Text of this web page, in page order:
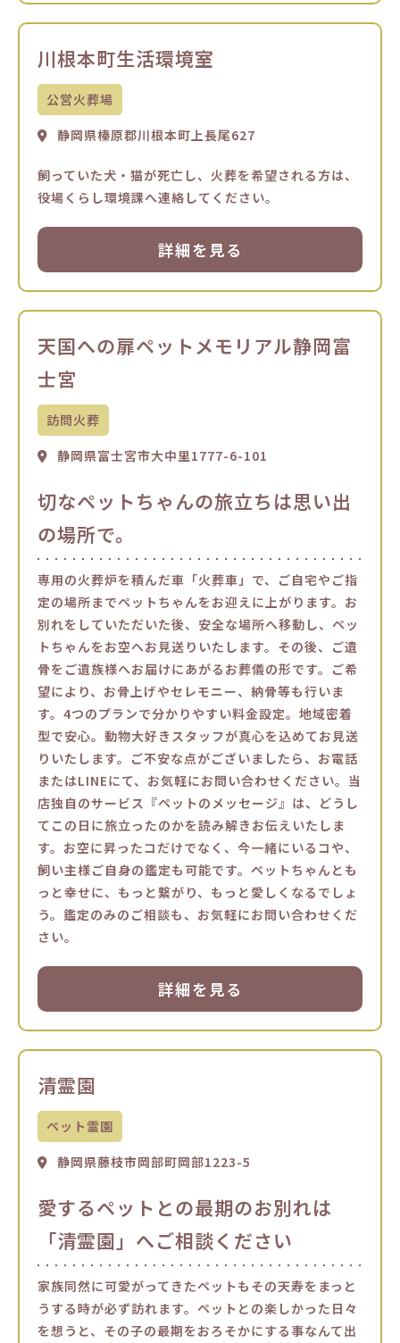
川根本町生活環境室
公営火葬場
静岡県榛原郡川根本町上長尾627
飼っていた犬・猫が死亡し、火葬を希望される方は、
役場くらし環境課へ連絡してください。
詳細を見る
天国への扉ペットメモリアル静岡富
士宮
訪問火葬
静岡県富士宮市大中里1777-6-101
切なペットちゃんの旅立ちは思い出
の場所で。
専用の火葬炉を積んだ車「火葬車」で、ご自宅やご指
定の場所までペットちゃんをお迎えに上がります。お
別れをしていただいた後、安全な場所へ移動し、ペッ
トちゃんをお空へお見送りいたします。その後、ご遺
骨をご遺族様へお届けにあがるお葬儀の形です。ご希
望により、お骨上げやセレモニー、納骨等も行いま
す。4つのプランで分かりやすい料金設定。地域密着
型で安心。動物大好きスタッフが真心を込めてお見送
りいたします。ご不安な点がございましたら、お電話
またはLINEにて、お気軽にお問い合わせください。当
店独自のサービス『ペットのメッセージ』は、どうし
てこの日に旅立ったのかを読み解きお伝えいたしま
す。お空に昇ったコだけでなく、今一緒にいるコや、
飼い主様ご自身の鑑定も可能です。ペットちゃんとも
っと幸せに、もっと繋がり、もっと愛しくなるでしょ
う。鑑定のみのご相談も、お気軽にお問い合わせくだ
さい。
詳細を見る
清霊園
ペット霊園
静岡県藤枝市岡部町岡部1223-5
愛するペットとの最期のお別れは
「清霊園」へご相談ください
家族同然に可愛がってきたペットもその天寿をまっと
うする時が必ず訪れます。ペットとの楽しかった日々
を想うと、その子の最期をおろそかにする事なんて出